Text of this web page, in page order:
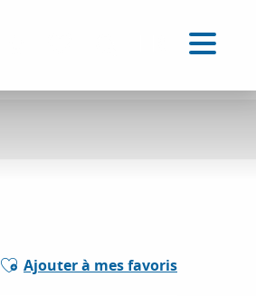
Ajouter aux favoris
Ajouter à mes favoris